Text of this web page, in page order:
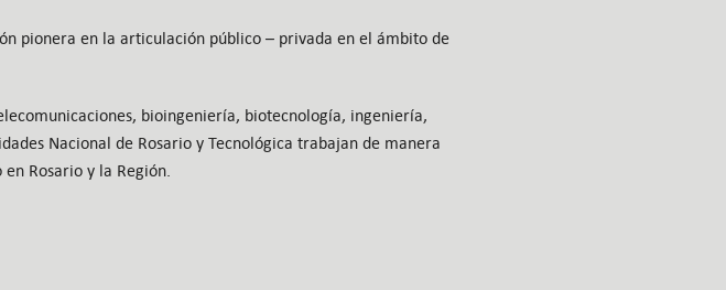
pionera en la articulación público – privada en el ámbito de
bioingeniería, biotecnología, ingeniería,
Nacional de Rosario y Tecnológica trabajan de manera
Rosario y la Región.